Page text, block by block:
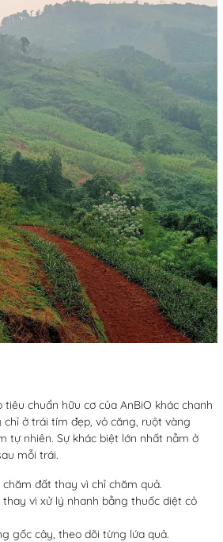
chuẩn hữu cơ của AnBiO khác chanh
ở trái tím đẹp, vỏ căng, ruột vàng
tự nhiên. Sự khác biệt lớn nhất nằm ở
mỗi trái.
đất thay vì chỉ chăm quả.
vì xử lý nhanh bằng thuốc diệt cỏ
gốc cây, theo dõi từng lứa quả.